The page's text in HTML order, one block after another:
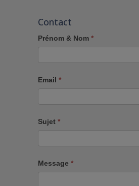
Contact
Prénom & Nom *
Email *
Sujet *
Message *